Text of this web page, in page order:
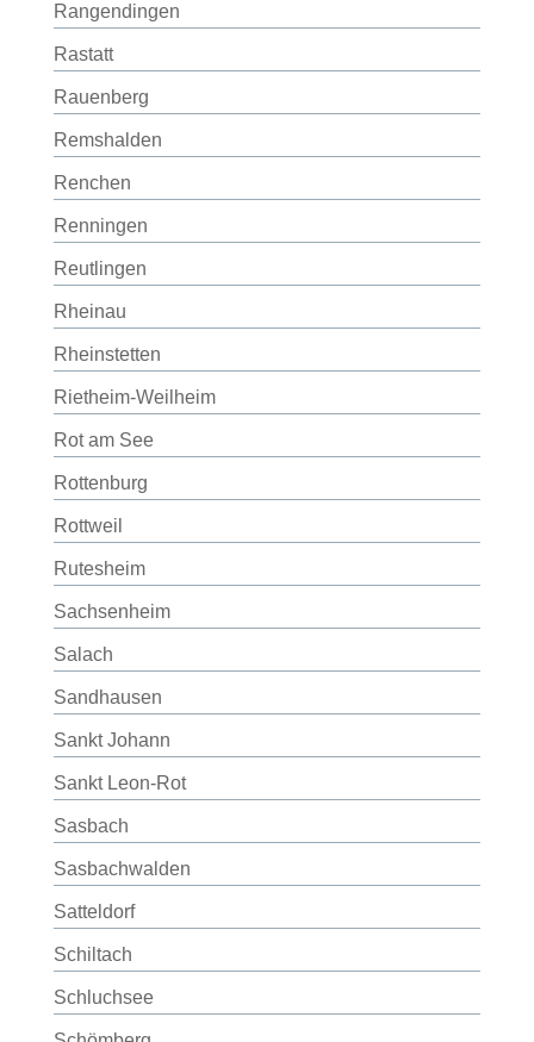
Rangendingen
Rastatt
Rauenberg
Remshalden
Renchen
Renningen
Reutlingen
Rheinau
Rheinstetten
Rietheim-Weilheim
Rot am See
Rottenburg
Rottweil
Rutesheim
Sachsenheim
Salach
Sandhausen
Sankt Johann
Sankt Leon-Rot
Sasbach
Sasbachwalden
Satteldorf
Schiltach
Schluchsee